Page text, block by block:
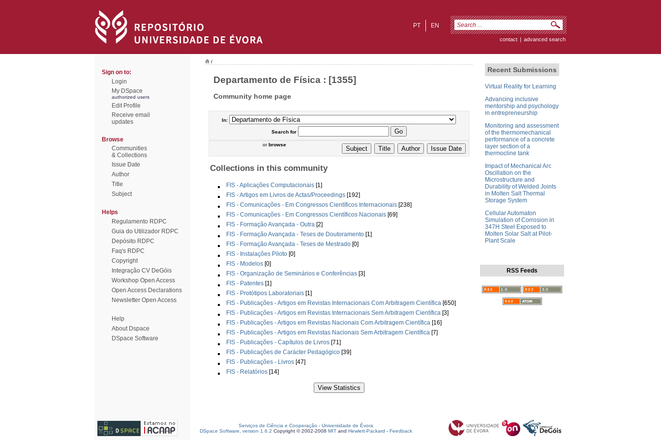
EN
PT
contact | advanced search
Sign on to:
Login
My DSpace
authorized users
Edit Profile
Receive email
updates
Browse
Communities
& Collections
Issue Date
Author
Title
Subject
Helps
Regulamento RDPC
Guia do Utilizador RDPC
Depósito RDPC
Faq's RDPC
Copyright
Integração CV DeGóis
Workshop Open Access
Open Access Declarations
Newsletter Open Access
Help
About Dspace
DSpace Software
/
Departamento de Física : [1355]
Community home page
In:
Searchfor
orbrowse
Collections in this community
FIS - Aplicações Computacionais [1]
FIS - Artigos em Livros de Actas/Proceedings [192]
FIS - Comunicações - Em Congressos Científicos Internacionais [238]
FIS - Comunicações - Em Congressos Científicos Nacionais [69]
FIS - Formação Avançada - Outra [2]
FIS - Formação Avançada - Teses de Doutoramento [1]
FIS - Formação Avançada - Teses de Mestrado [0]
FIS - Instalações Piloto [0]
FIS - Modelos [0]
FIS - Organização de Seminários e Conferências [3]
FIS - Patentes [1]
FIS - Protótipos Laboratoriais [1]
FIS - Publicações - Artigos em Revistas Internacionais Com Arbitragem Científica [650]
FIS - Publicações - Artigos em Revistas Internacionais Sem Arbitragem Científica [3]
FIS - Publicações - Artigos em Revistas Nacionais Com Arbitragem Científica [16]
FIS - Publicações - Artigos em Revistas Nacionais Sem Arbitragem Científica [7]
FIS - Publicações - Capítulos de Livros [71]
FIS - Publicações de Carácter Pedagógico [39]
FIS - Publicações - Livros [47]
FIS - Relatórios [14]
Recent Submissions
Virtual Reality for Learning
Advancing inclusive
mentorship and psychology
in entrepreneurship
Monitoring and assessment
of the thermomechanical
performance of a concrete
layer section of a
thermocline tank
Impact of Mechanical Arc
Oscillation on the
Microstructure and
Durability of Welded Joints
in Molten Salt Thermal
Storage System
Cellular Automaton
Simulation of Corrosion in
347H Steel Exposed to
Molten Solar Salt at Pilot-
Plant Scale
RSS Feeds
Serviços de Ciência e Cooperação - Universidade de Évora
DSpace Software, version 1.6.2 Copyright © 2002-2008 MIT and Hewlett-Packard - Feedback